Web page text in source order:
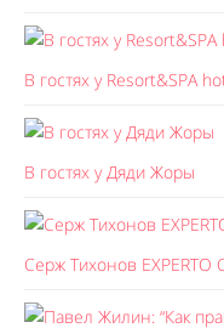
В гостях у Resort&SPA
В гостях у Дяди Жоры
Серж Тихонов EXPERTO